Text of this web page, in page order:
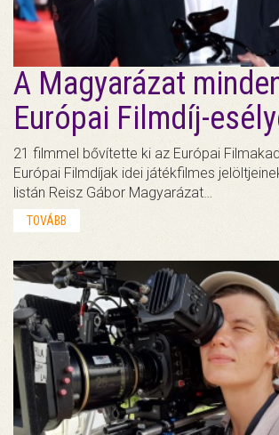
A Magyarázat
Európai Filmdíj-
21 filmmel bővítette ki az Európai
Európai Filmdíjak idei játékfilmes
listán Reisz Gábor Magyarázat…
TOVÁBB